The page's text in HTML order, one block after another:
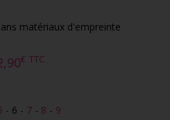
matériaux d'empreinte
€ TTC
- 6 - 7 - 8 - 9